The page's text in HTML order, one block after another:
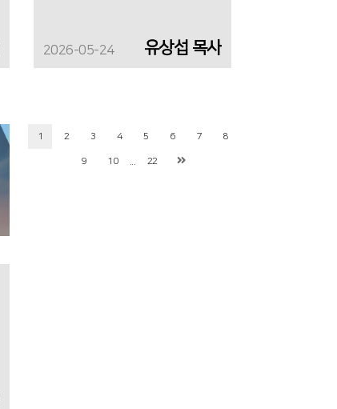
2026-05-24 유상섭 목사
1 2 3 4 5 6 7 8
9 10 22